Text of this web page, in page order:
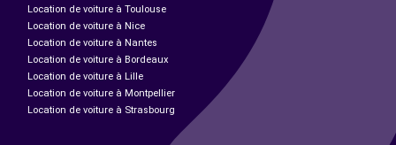
Location de voiture à Toulouse
Location de voiture à Nice
Location de voiture à Nantes
Location de voiture à Bordeaux
Location de voiture à Lille
Location de voiture à Montpellier
Location de voiture à Strasbourg